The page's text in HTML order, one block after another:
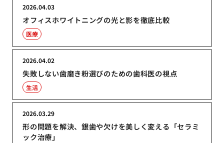
オフィスホワイトニングの光と影を徹底比較
2026.04.03
医療
失敗しない歯磨き粉選びのための歯科医の視点
2026.04.02
生活
形の問題を解決、銀歯や欠けを美しく変える「セラミ
ック治療」
2026.03.29